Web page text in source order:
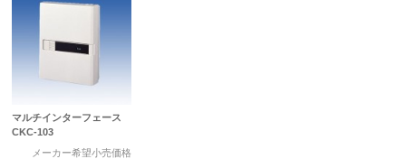
マルチインターフェース
CKC-103
メーカー希望小売価格